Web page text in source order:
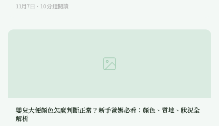
11月7日 · 10分鐘閱讀
嬰兒大便顏色怎麼判斷正常？新手爸媽必看：顏色、質地、狀況全
解析